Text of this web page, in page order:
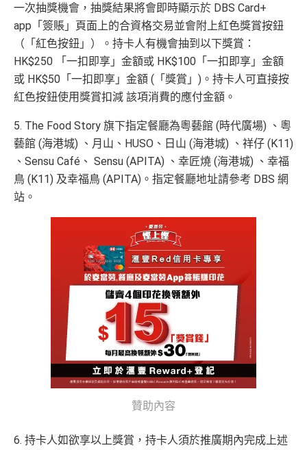
一次抽獎機會，抽獎結果將會即時顯示於 DBS Card+
app「簽賬」頁面上的合資格交易並會附上紅色獎賞按鈕
（「紅色按鈕」）。持卡人有機會抽到以下獎賞：
HK$250 「一扣即享」金額或 HK$100「一扣即享」金額
或 HK$50「一扣即享」金額 (「獎賞」)。持卡人可直接按
紅色按鈕使用獎賞扣減 該項消費的應付金額。
5. The Food Story 旗下指定餐廳為粵藝館 (時代廣場) 、粵
藝館 (海港城) 、月山、HUSO、日山 (海港城) 、祥仔 (K11)
、Sensu Café、 Sensu (APITA) 、幸匠燒 (海港城) 、幸福
鳥 (K11) 及幸福鳥 (APITA)。指定餐廳地址請參考 DBS 網
站。
贊助內容
6. 持卡人如欲享以上獎賞，持卡人須於推廣期內完成上述